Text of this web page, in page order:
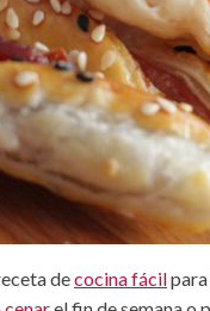
decocina fácil